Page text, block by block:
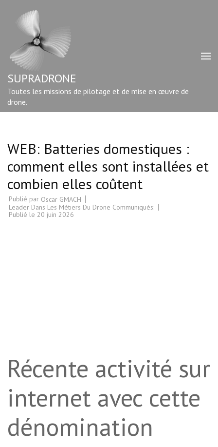
contenu
Entrée)
SUPRADRONE
Toutes les missions de pilotage et de mise en œuvre de
drone.
WEB: Batteries domestiques :
comment elles sont installées et
combien elles coûtent
Publié par Oscar GMACH
Leader Dans Les Métiers Du Drone Communiqués:
Publié le 20 juin 2026
Récente activité sur
internet avec cette
dénomination